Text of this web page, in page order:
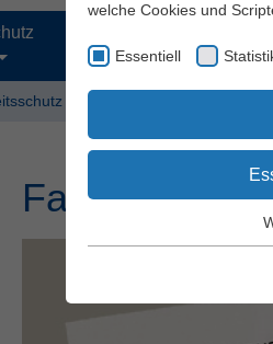
und
Fachbereich
welche Cookies und
Essentiell
Essentielle Cookies
einwandfrei funktioniert.